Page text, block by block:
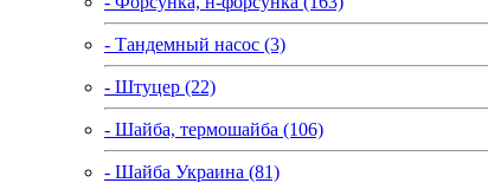
- Тандемный насос (3)
- Штуцер (22)
- Шайба, термошайба (106)
- Шайба Украина (81)